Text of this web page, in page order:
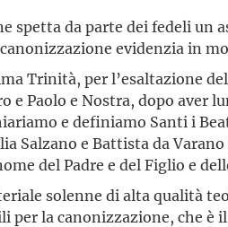
spetta da parte dei fedeli un
evidenzia in
Trinità, per l’esaltazione
e Paolo e Nostra, dopo
e definiamo Santi i
Salzano e Battista da
del Padre e del Figlio e
solenne di alta qualità
per la canonizzazione, che